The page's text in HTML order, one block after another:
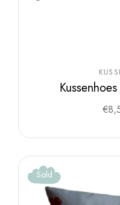
€
Sold